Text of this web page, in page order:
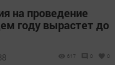
на проведение
году вырастет до
617 0 0